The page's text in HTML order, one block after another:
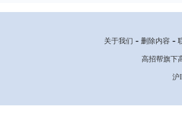
关于我们 -删除内容 -
高招帮旗下
沪